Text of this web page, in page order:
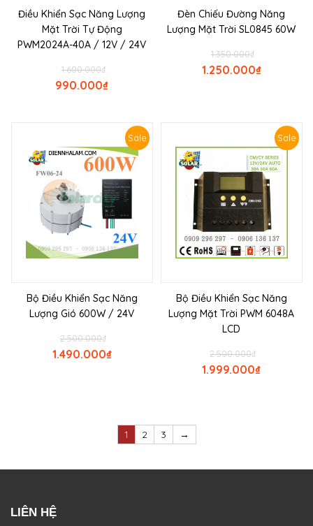
Điều Khiển Sạc Năng Lượng
Mặt Trời Tự Động
PWM2024A-40A / 12V / 24V
₫
1.600.000
₫
990.000
Đèn Chiếu Đường Năng
Lượng Mặt Trời SL0845 60W
₫
1.350.000
₫
1.250.000
Sale
Bộ Điều Khiển Sạc Năng
Lượng Gió 600W / 24V
₫
2.500.000
₫
1.490.000
Sale
Bộ Điều Khiển Sạc Năng
Lượng Mặt Trời PWM 6048A
LCD
₫
2.500.000
₫
1.999.000
1 2 3 →
LIÊN HỆ